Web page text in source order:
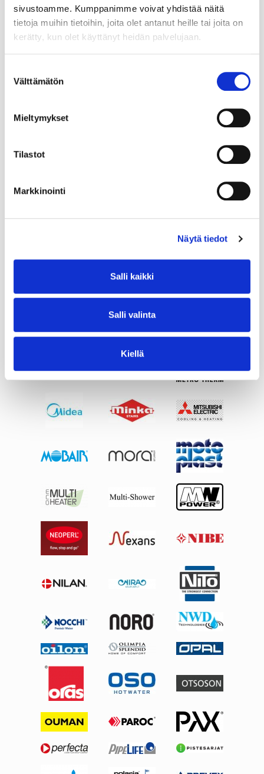
sivustoamme. Kumppanimme voivat yhdistää näitä
tietoja muihin tietoihin, joita olet antanut heille tai joita on
kerätty, kun olet käyttänyt heidän palvelujaan.
valinta
Välttämätön
Mieltymykset
Tilastot
Markkinointi
Näytä tiedot
Salli kaikki
Salli valinta
Kiellä